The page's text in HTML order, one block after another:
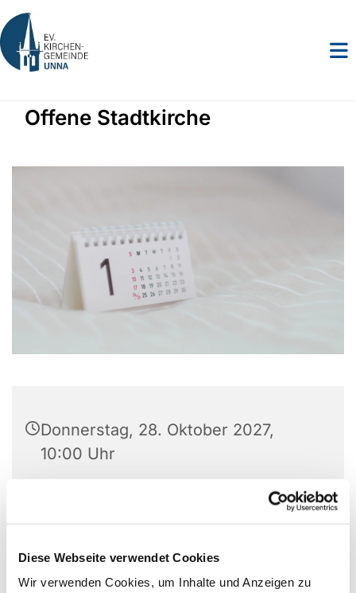
Diese Webseite verwendet Cookies
Wir verwenden Cookies, um Inhalte und Anzeigen zu
Offene Stadtkirche
Donnerstag, 28. Oktober 2027,
10:00 Uhr
Ev. Stadtkirche Unna, Kirchplatz 1,
59423 Unna